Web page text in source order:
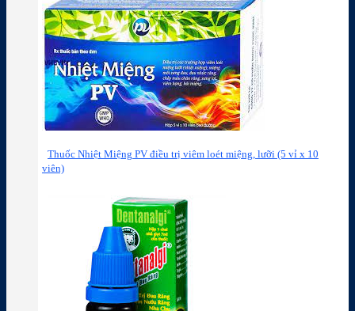
Thuốc Nhiệt Miệng PV điều trị viêm loét miệng, lưỡi (5 vỉ x 10
viên)